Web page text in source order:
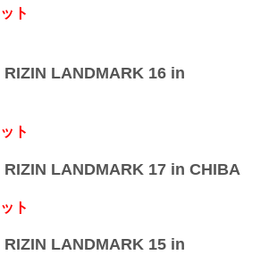
ト
RIZIN LANDMARK 16 in
ト
RIZIN LANDMARK 17 in CHIBA
ト
RIZIN LANDMARK 15 in